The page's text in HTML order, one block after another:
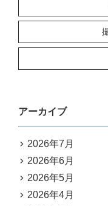
アーカイブ
2026年7月
2026年6月
2026年5月
2026年4月